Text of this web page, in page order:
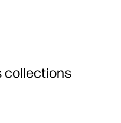
collections